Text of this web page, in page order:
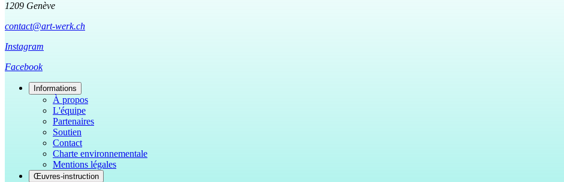
1209 Genève
contact@art-werk.ch
Instagram
Facebook
Informations
À propos
L'équipe
Partenaires
Soutien
Contact
Charte environnementale
Mentions légales
Œuvres-instruction